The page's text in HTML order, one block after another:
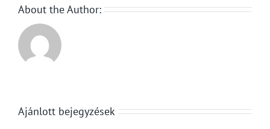
About the Author:
Ajánlott bejegyzések